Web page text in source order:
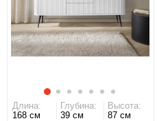
Длина:
168 см
Глубина:
39 см
Высота:
87 см